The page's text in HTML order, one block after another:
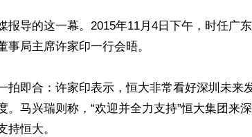
报导的这一幕。2015年11月4日下午，时任广
事局主席许家印一行会晤。
拍即合：许家印表示，恒大非常看好深圳未来
。马兴瑞则称，“欢迎并全力支持”恒大集团来
持恒大。